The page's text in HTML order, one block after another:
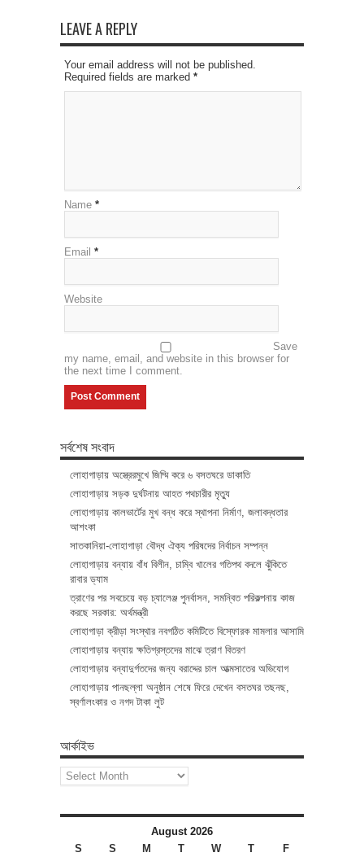
LEAVE A REPLY
Your email address will not be published.
Required fields are marked *
Name *
Email *
Website
Save
my name, email, and website in this browser for
the next time I comment.
সর্বশেষ সংবাদ
লোহাগাড়ায় অস্ত্রেরমুখে জিম্মি করে ৬ বসতঘরে ডাকাতি
লোহাগাড়ায় সড়ক দুর্ঘটনায় আহত পথচারীর মৃত্যু
লোহাগাড়ায় কালভার্টের মুখ বন্ধ করে স্থাপনা নির্মাণ, জলাবদ্ধতার
আশংকা
সাতকানিয়া-লোহাগাড়া বৌদ্ধ ঐক্য পরিষদের নির্বাচন সম্পন্ন
লোহাগাড়ায় বন্যায় বাঁধ বিলীন, চাম্বি খালের গতিপথ বদলে ঝুঁকিতে
রাবার ড্যাম
ত্রাণের পর সবচেয়ে বড় চ্যালেঞ্জ পুনর্বাসন, সমন্বিত পরিকল্পনায় কাজ
করছে সরকার: অর্থমন্ত্রী
লোহাগাড়া ক্রীড়া সংস্থার নবগঠিত কমিটিতে বিস্ফোরক মামলার আসামি
লোহাগাড়ায় বন্যায় ক্ষতিগ্রস্তদের মাঝে ত্রাণ বিতরণ
লোহাগাড়ায় বন্যাদুর্গতদের জন্য বরাদ্দের চাল আত্মসাতের অভিযোগ
লোহাগাড়ায় পানছল্লা অনুষ্ঠান শেষে ফিরে দেখেন বসতঘর তছনছ,
স্বর্ণালংকার ও নগদ টাকা লুট
আর্কাইভ
আর্কাইভ
August 2026
S
S M T W T
F